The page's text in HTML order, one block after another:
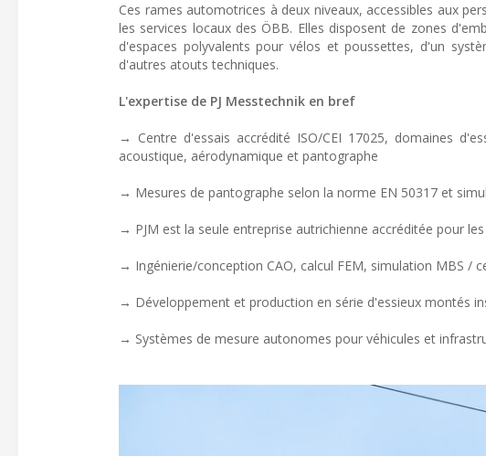
Ces rames automotrices à deux niveaux, accessibles aux
les services locaux des ÖBB. Elles disposent de zones
d'espaces polyvalents pour vélos et poussettes, d'un
d'autres atouts techniques.
L'expertise de PJ Messtechnik en bref
→ Centre d'essais accrédité ISO/CEI 17025, domaines
acoustique, aérodynamique et pantographe
→ Mesures de pantographe selon la norme EN 50317 et
→ PJM est la seule entreprise autrichienne accréditée pour
→ Ingénierie/conception CAO, calcul FEM, simulation MBS /
→ Développement et production en série d'essieux montés
→ Systèmes de mesure autonomes pour véhicules et